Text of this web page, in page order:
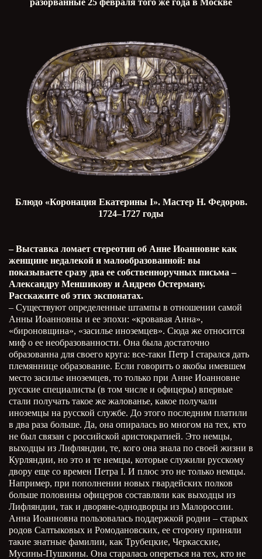
Блюдо «Коронация Екатерины I». Мастер Н. Федоров.
1724–1727 годы
– Выставка ломает стереотип об Анне Иоанновне как
женщине недалекой и малообразованной: вы
показываете сразу два ее собственноручных письма –
Александру Меншикову и Андрею Остерману.
Расскажите об этих экспонатах.
– Существуют определенные штампы в отношении самой
Анны Иоанновны и ее эпохи: «кровавая Анна»,
«бироновщина», «засилье иноземцев». Сюда же относится
миф о ее необразованности. Она была достаточно
образованна для своего круга: все-таки Петр I старался дать
племяннице образование. Если говорить о якобы имевшем
место засилье иноземцев, то только при Анне Иоанновне
русские специалисты (в том числе и офицеры) впервые
стали получать такое же жалованье, какое получали
иноземцы на русской службе. До этого последним платили
в два раза больше. Да, она опиралась во многом на тех, кто
не был связан с российской аристократией. Это немцы,
выходцы из Лифляндии, те, кого она знала по своей жизни в
Курляндии, но это и те немцы, которые служили русскому
двору еще со времен Петра I. И плюс это не только немцы.
Например, при пополнении новых гвардейских полков
больше половины офицеров составляли как выходцы из
Лифляндии, так и дворяне-однодворцы из Малороссии.
Анна Иоанновна пользовалась поддержкой родни – старых
родов Салтыковых и Ромодановских, ее сторону приняли
такие знатные фамилии, как Трубецкие, Черкасские,
Мусины-Пушкины. Она старалась опереться на тех, кто не